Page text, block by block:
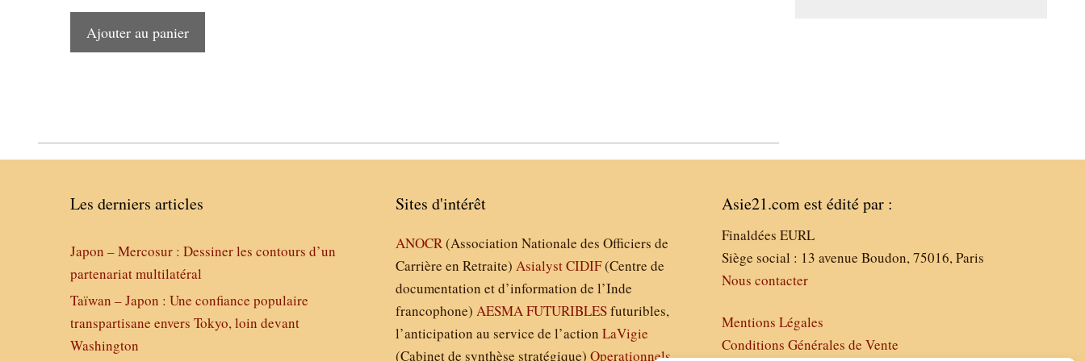
Ajouter au panier
Les derniers articles
Japon – Mercosur : Dessiner les contours d’un
partenariat multilatéral
Taïwan – Japon : Une confiance populaire
transpartisane envers Tokyo, loin devant
Washington
Sites d'intérêt
ANOCR(Association Nationale des Officiers de
Carrière en Retraite)AsialystCIDIF(Centre de
documentation et d’information de l’Inde
francophone)AESMAFUTURIBLESfuturibles,
l’anticipation au service de l’actionLaVigie
(Cabinet de synthèse stratégique)Operationnels
Asie21.com est édité par :
Finaldées EURL
Siège social : 13 avenue Boudon, 75016, Paris
Nous contacter
Mentions Légales
Conditions Générales de Vente